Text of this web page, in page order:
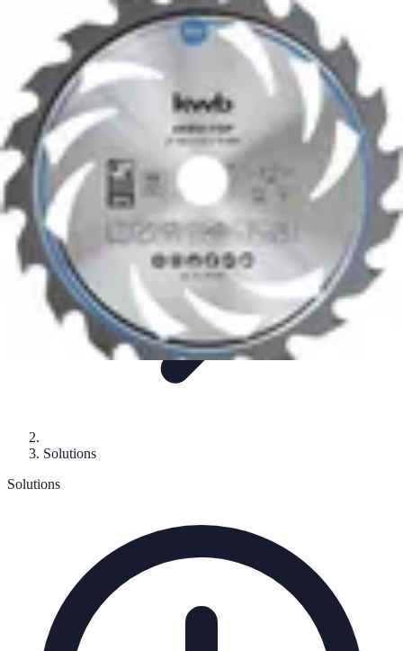
Entreprise Zéro Déchet
StratégiesConseilsSolutionsGuides Tendances
Entreprise Zéro Déchet
Solutions
Solutions